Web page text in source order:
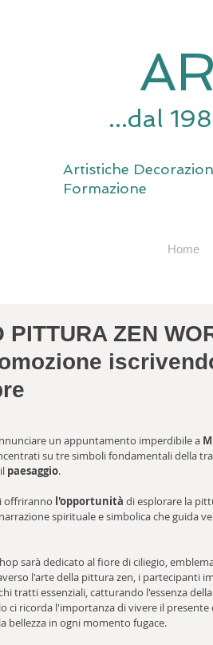
...dal
Artistiche
Formazione
Home
PITTURA ZEN
NaN stelle su 5.
un appuntamento imperdibile a
su tre simboli fondamentali della
paesaggio.
offriranno l'opportunità di esplorare la
spirituale e simbolica che guida
sarà dedicato al fiore di ciliegio,
l'arte della pittura zen, i partecipanti
tratti essenziali, catturando l'essenza
ci ricorda l'importanza di vivere il presente
bellezza in ogni momento fugace.